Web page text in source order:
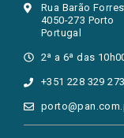
Rua Barão
4050-273 Porto
Portugal
2ª a 6ª das
+351 228 329 273